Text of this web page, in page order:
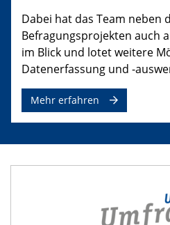
Dabei hat das Team neben
Befragungsprojekten auch
im Blick und lotet weitere
Datenerfassung und -
Mehr erfahren